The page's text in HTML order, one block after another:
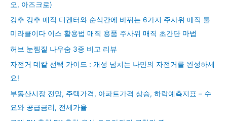
오, 아즈크로)
강추 강추 매직 디켄터와 순식간에 바뀌는 6가지 주사위 매직 툴
미라클이다 이스 활용법 매직 용품 주사위 매직 초간단 마법
허브 눈찜질 나우숨 3종 비교 리뷰
자전거 데칼 선택 가이드 : 개성 넘치는 나만의 자전거를 완성하세
요!
부동산시장 전망, 주택가격, 아파트가격 상승, 하락예측지표 – 수
요와 공급금리, 전세가율